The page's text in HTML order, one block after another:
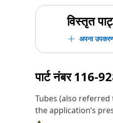
विस्तृत
अपना
पार्ट नंबर116-
Tubes (also
the application’s